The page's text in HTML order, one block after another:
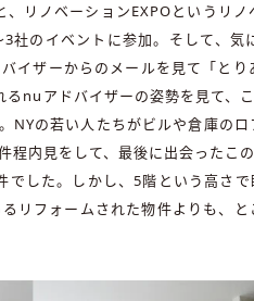
、リノベーションEXPOというリ
社のイベントに参加。そして、
イザーからのメールを見て「と
nuアドバイザーの姿勢を見て、
NYの若い人たちがビルや倉庫の
程内見をして、最後に出会った
でした。しかし、5階という高さ
るリフォームされた物件よりも、